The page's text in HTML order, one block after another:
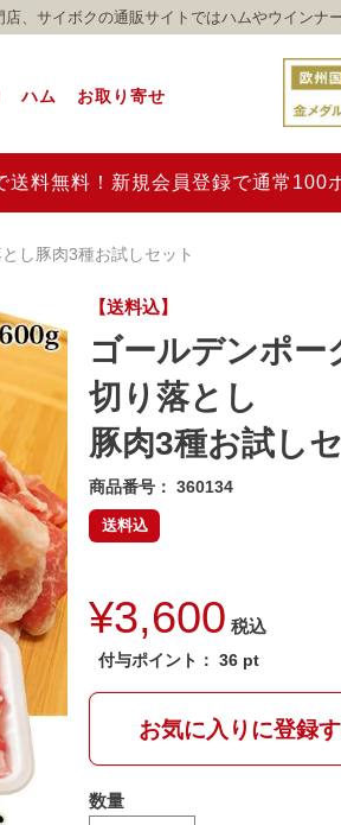
、サイボクの通販サイトではハムやウインナ
ハム お取り寄せ
料無料！新規会員登録で通常100
し豚肉3種お試しセット
【送料込】
ゴールデンポー
切り落とし
豚肉3種お試し
商品番号 360134
送料込
¥3,600 税込
付与ポイント： 36 pt
お気に入りに登録